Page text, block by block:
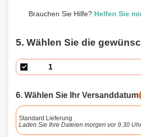
Brauchen Sie Hilfe? Helfen Sie
5. Wählen Sie die
6. Wählen Sie Ihr Versanddatum
Standard Lieferung
Laden Sie Ihre Dateien morgen vor 9.30